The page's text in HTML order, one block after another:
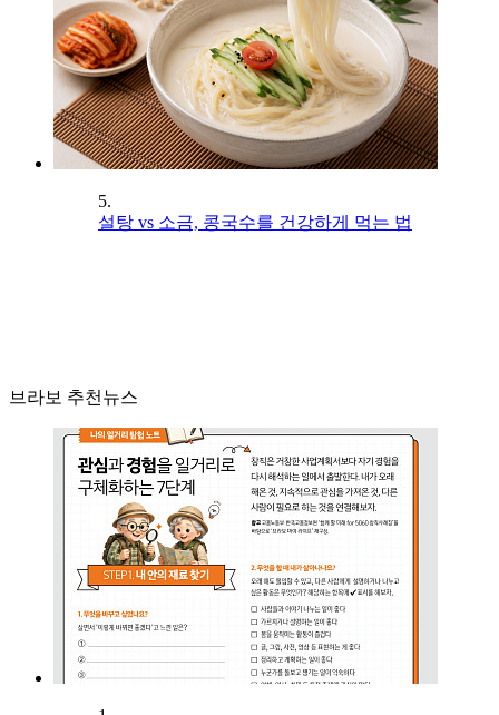
5.
설탕 vs 소금, 콩국수를 건강하게 먹는 법
브라보 추천뉴스